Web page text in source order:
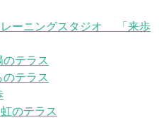
レーニングスタジオ 「来歩
テラス
テラス
のテラス